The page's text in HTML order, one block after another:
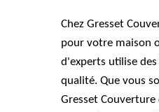
Chez Gresset
pour votre maison
d'experts utilise
qualité. Que vous
Gresset